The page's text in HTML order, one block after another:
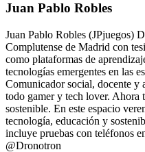
Juan Pablo Robles
Juan Pablo Robles (JPjuegos)
Complutense de Madrid con
como plataformas de
tecnologías emergentes en las
Comunicador social, docente y
todo gamer y tech lover. Ahora
sostenible. En este espacio
tecnología, educación y
incluye pruebas con teléfonos
@Dronotron